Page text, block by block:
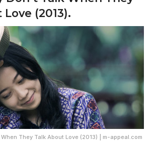
(2013).
They Talk About Love (2013) | m-appeal.com